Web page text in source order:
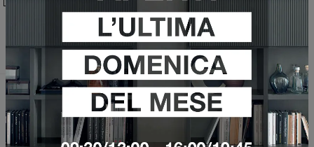
Sfoglia i cataloghi